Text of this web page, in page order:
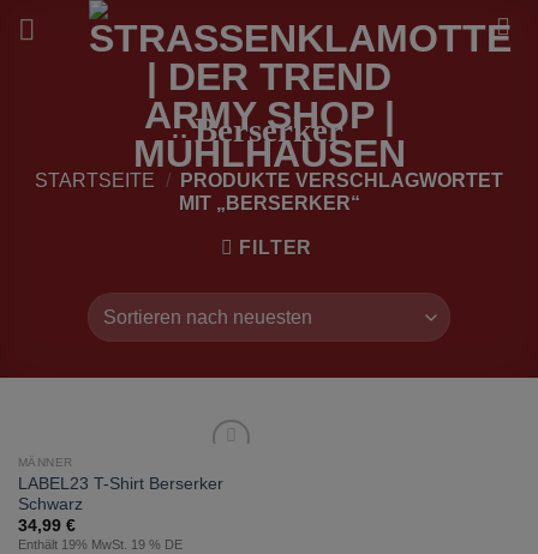
Inhalt
Berserker
STARTSEITE /
PRODUKTE VERSCHLAGWORTET
MIT „BERSERKER“
FILTER
Wunschliste
MÄNNER
LABEL23 T-Shirt Berserker
Schwarz
34,99 €
Enthält 19% MwSt. 19 % DE